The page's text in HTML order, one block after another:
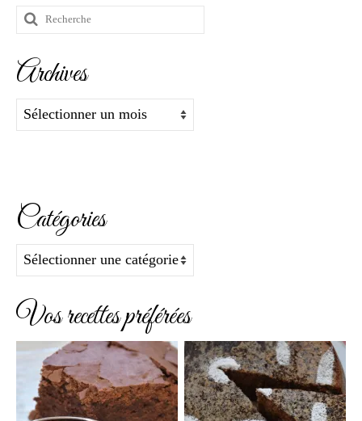
Rechercher
Archives
Archives
Catégories
Catégories
Vos recettes préférées